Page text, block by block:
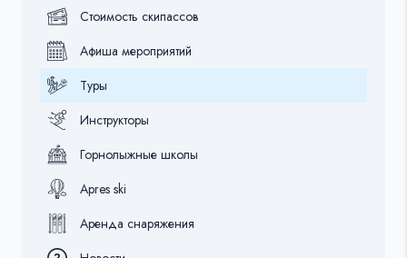
Стоимость скипассов
Афиша мероприятий
Туры
Инструкторы
Горнолыжные школы
Apres ski
Аренда снаряжения